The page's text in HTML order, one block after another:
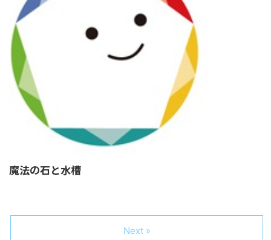
魔法の石と水槽
Next »